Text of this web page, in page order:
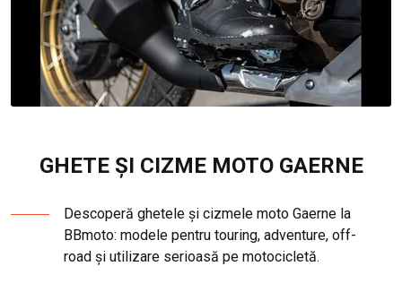
GHETE ȘI CIZME MOTO GAERNE
Descoperă ghetele și cizmele moto Gaerne la
BBmoto: modele pentru touring, adventure, off-
road și utilizare serioasă pe motocicletă.